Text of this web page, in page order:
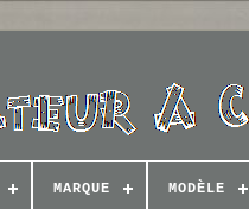
MARQUE MODÈLE